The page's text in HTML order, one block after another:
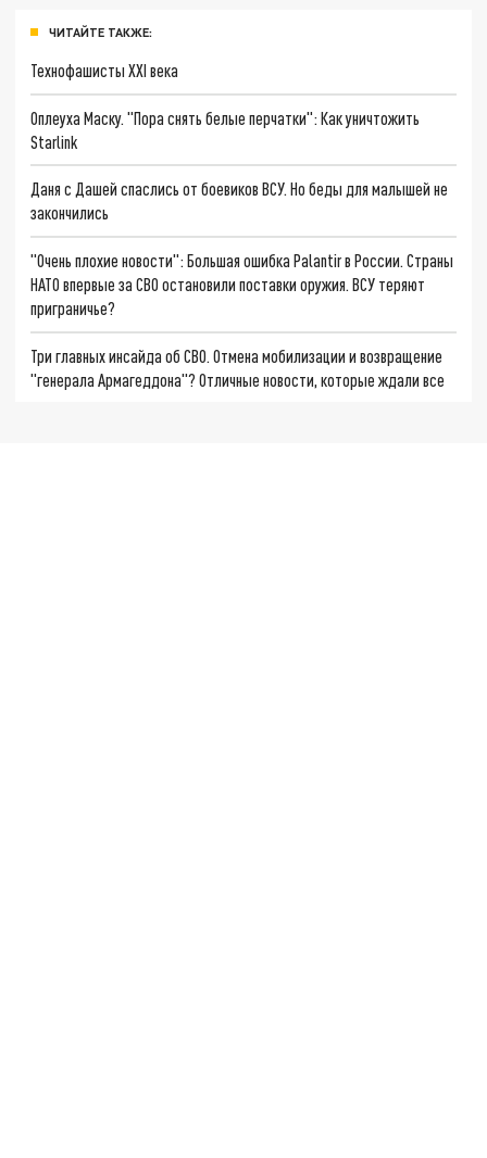
ЧИТАЙТЕ ТАКЖЕ:
Технофашисты XXI века
Оплеуха Маску. "Пора снять белые перчатки": Как уничтожить
Starlink
Даня с Дашей спаслись от боевиков ВСУ. Но беды для малышей не
закончились
"Очень плохие новости": Большая ошибка Palantir в России. Страны
НАТО впервые за СВО остановили поставки оружия. ВСУ теряют
приграничье?
Три главных инсайда об СВО. Отмена мобилизации и возвращение
"генерала Армагеддона"? Отличные новости, которые ждали все